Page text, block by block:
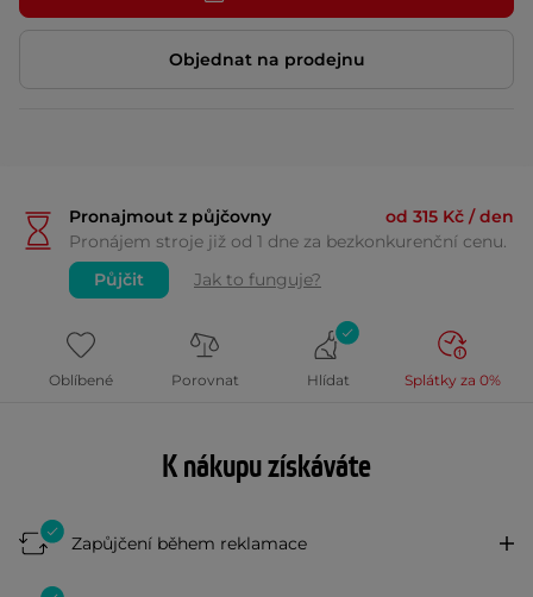
Objednat na prodejnu
od 315 Kč / den
Pronajmout z půjčovny
Pronájem stroje již od 1 dne za bezkonkurenční cenu.
Půjčit
Jak to funguje?
Oblíbené Porovnat Hlídat Splátky za 0%
K nákupu získáváte
Zapůjčení během reklamace